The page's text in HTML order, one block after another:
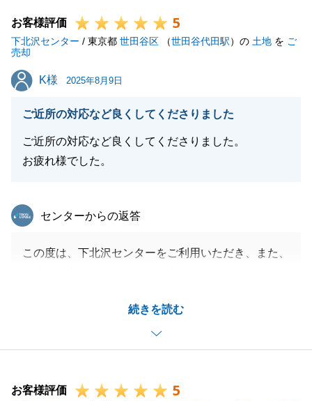
お客様評価 5
下北沢センター / 東京都 世田谷区 （世田谷代田駅）の 土地 を ご
売却
K様
K様 2025年8月9日
ご近所の対応など良くしてくださりました
ご近所の対応など良くしてくださりました。
お疲れ様でした。
続きを読む
東急リバブル
センターからの返答
この度は、下北沢センターをご利用いただき、また、
解体や境界線のことでは、隣地の方を紹介くださりあ
お陰様でスムーズに事を進めることが出来ました。
さい。
お客様評価 5